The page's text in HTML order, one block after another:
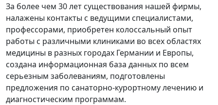
За более чем 30 лет существования нашей фирмы,
налажены контакты с ведущими специалистами,
профессорами, приобретен колоссальный опыт
работы с различными клиниками во всех областях
медицины в разных городах Германии и Европы,
создана информационная база данных по всем
серьезным заболеваниям, подготовлены
предложения по санаторно-курортному лечению и
диагностическим программам.